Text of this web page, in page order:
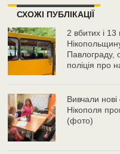
СХОЖІ ПУБЛІКАЦІЇ
2 вбитих і
Павлограду,
поліція про
Вивчали
Нікополя
(фото)